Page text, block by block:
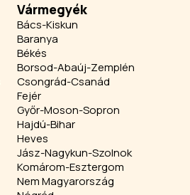
Vármegyék
Bács-Kiskun
Baranya
Békés
Borsod-Abaúj-Zemplén
Csongrád-Csanád
Fejér
Győr-Moson-Sopron
Hajdú-Bihar
Heves
Jász-Nagykun-Szolnok
Komárom-Esztergom
Nem Magyarország